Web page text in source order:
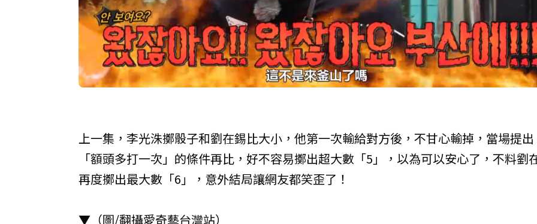
上一集，李光洙擲骰子和劉在錫比大小，他第一次輸給對方後，不甘心輸掉，當場提出
「額頭多打一次」的條件再比，好不容易擲出超大數「5」，以為可以安心了，不料劉
再度擲出最大數「6」，意外結局讓網友都笑歪了！
▼（圖/翻攝愛奇藝台灣站）